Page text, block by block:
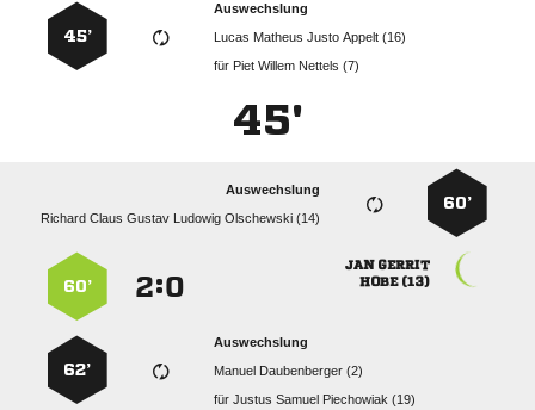
Auswechslung
    
für    
45’
45'
60’
Auswechslung
     
 
 
:
60’
Auswechslung
  
für   
62’